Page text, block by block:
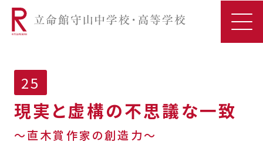
25
現実と虚構の不思議な一致
〜直木賞作家の創造力〜